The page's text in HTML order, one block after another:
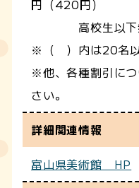
円（420円）
高校生以下無
※（ ）内は20名
※他、各種割引に
さい。
詳細関連情報
富山県美術館 HP